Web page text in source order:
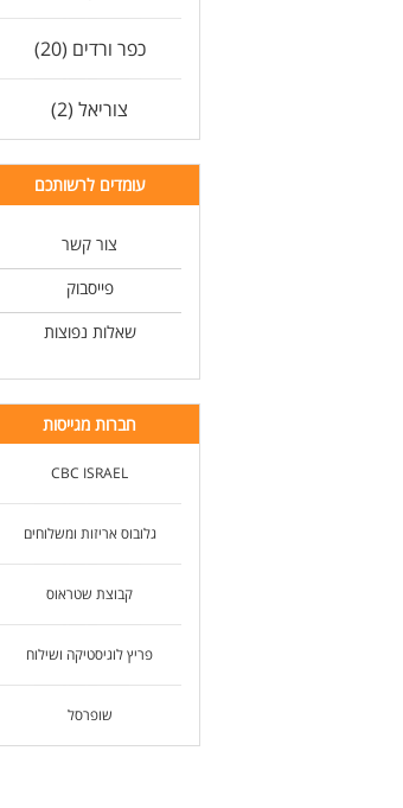
כפר ורדים (20)
צוריאל (2)
עומדים לרשותכם
צור קשר
פייסבוק
שאלות נפוצות
חברות מגייסות
CBC ISRAEL
גלובוס אריזות ומשלוחים
קבוצת שטראוס
פריץ לוגיסטיקה ושילוח
שופרסל